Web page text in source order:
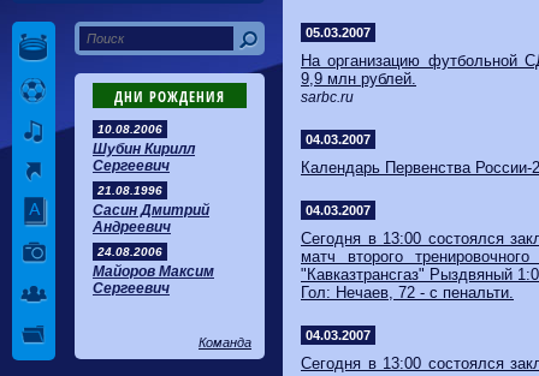
ДНИ РОЖДЕНИЯ
10.08.2006
Шубин Кирилл
Сергеевич
21.08.1996
Сасин Дмитрий
Андреевич
24.08.2006
Майоров Максим
Сергеевич
Команда
05.03.2007
На организацию
9,9 млн рублей.
sarbc.ru
04.03.2007
Календарь Первенства России-
04.03.2007
Сегодня в 13:00 состоялся
матч второго
"Кавказтрансгаз" Рыздвяный
Гол: Нечаев, 72 - с пенальти.
04.03.2007
Сегодня в 13:00 состоялся